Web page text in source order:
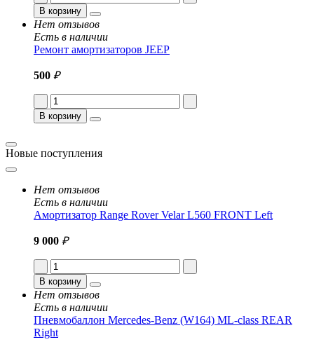
В корзину
Нет отзывов
Есть в наличии
Ремонт амортизаторов JEEP
500 ₽
В корзину
Новые поступления
Нет отзывов
Есть в наличии
Амортизатор Range Rover Velar L560 FRONT Left
9 000 ₽
В корзину
Нет отзывов
Есть в наличии
Пневмобаллон Mercedes-Benz (W164) ML-class REAR
Right